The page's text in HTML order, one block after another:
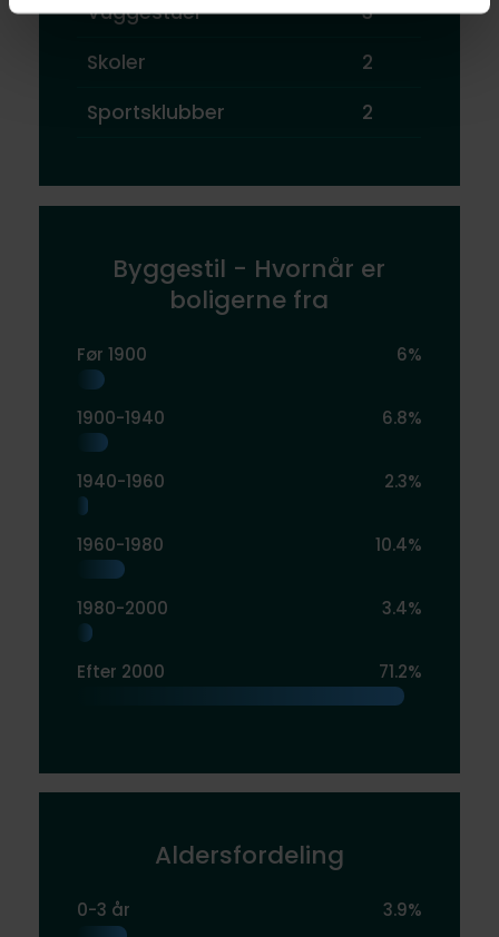
Vuggestuer
3
Skoler
2
Sportsklubber
2
Byggestil - Hvornår er
boligerne fra
Før 1900 6%
1900-1940 6.8%
1940-1960 2.3%
1960-1980 10.4%
1980-2000 3.4%
Efter 2000 71.2%
Aldersfordeling
0-3 år 3.9%